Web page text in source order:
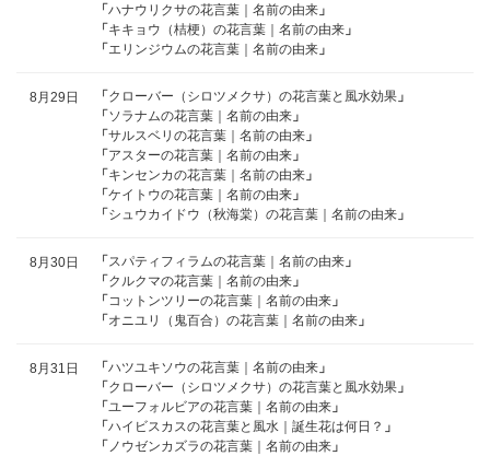
「 ハナウリクサの花言葉｜名前の由来 」
「 キキョウ（桔梗）の花言葉｜名前の由来 」
「 エリンジウムの花言葉｜名前の由来 」
8月29日 「 クローバー（シロツメクサ）の花言葉と風水効果 」
「 ソラナムの花言葉｜名前の由来 」
「 サルスベリの花言葉｜名前の由来 」
「 アスターの花言葉｜名前の由来 」
「 キンセンカの花言葉｜名前の由来 」
「 ケイトウの花言葉｜名前の由来 」
「 シュウカイドウ（秋海棠）の花言葉｜名前の由来 」
8月30日 「 スパティフィラムの花言葉｜名前の由来 」
「 クルクマの花言葉｜名前の由来 」
「 コットンツリーの花言葉｜名前の由来 」
「 オニユリ（鬼百合）の花言葉｜名前の由来 」
8月31日 「 ハツユキソウの花言葉｜名前の由来 」
「 クローバー（シロツメクサ）の花言葉と風水効果 」
「 ユーフォルビアの花言葉｜名前の由来 」
「 ハイビスカスの花言葉と風水｜誕生花は何日？ 」
「 ノウゼンカズラの花言葉｜名前の由来 」